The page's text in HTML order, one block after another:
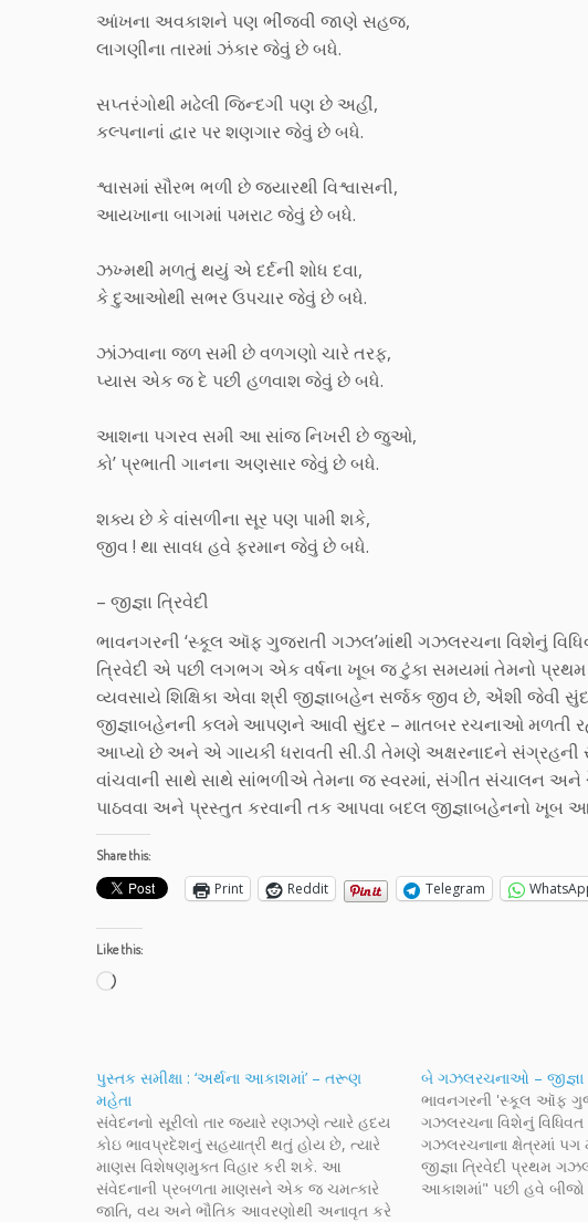
આંખના અવકાશને પણ ભીંજવી જાણે સહજ,
લાગણીના તારમાં ઝંકાર જેવું છે બધે.
સપ્તરંગોથી મઢેલી જિન્દગી પણ છે અહીં,
કલ્પનાનાં દ્વાર પર શણગાર જેવું છે બધે.
શ્વાસમાં સૌરભ ભળી છે જ્યારથી વિશ્વાસની,
આયખાના બાગમાં પમરાટ જેવું છે બધે.
ઝખ્મથી મળતું થયું એ દર્દની શોધ દવા,
કે દુઆઓથી સભર ઉપચાર જેવું છે બધે.
ઝાંઝવાના જળ સમી છે વળગણો ચારે તરફ,
પ્યાસ એક જ દે પછી હળવાશ જેવું છે બધે.
આશના પગરવ સમી આ સાંજ નિખરી છે જુઓ,
કો’ પ્રભાતી ગાનના અણસાર જેવું છે બધે.
શક્ય છે કે વાંસળીના સૂર પણ પામી શકે,
જીવ ! થા સાવધ હવે ફરમાન જેવું છે બધે.
– જીજ્ઞા ત્રિવેદી
ભાવનગરની ‘સ્કૂલ ઑફ ગુજરાતી ગઝલ’માંથી ગઝલરચના વિશેનું
ત્રિવેદી એ પછી લગભગ એક વર્ષના ખૂબ જ ટુંકા સમયમાં તેમનો
વ્યવસાયે શિક્ષિકા એવા શ્રી જીજ્ઞાબહેન સર્જક જીવ છે, એંશી
જીજ્ઞાબહેનની કલમે આપણને આવી સુંદર – માતબર રચનાઓ
આપ્યો છે અને એ ગાયકી ધરાવતી સી.ડી તેમણે અક્ષરનાદને
વાંચવાની સાથે સાથે સાંભળીએ તેમના જ સ્વરમાં, સંગીત સંચાલન અને
પાઠવવા અને પ્રસ્તુત કરવાની તક આપવા બદલ જીજ્ઞાબહેનનો
Share this:
Print Reddit Telegram
Like this:
Loading…
પુસ્તક સમીક્ષા : ‘અર્થના આકાશમાં’ – તરૂણ
મહેતા
સંવેદનનો સૂરીલો તાર જ્યારે રણઝણે ત્યારે હદય
કોઇ ભાવપ્રદેશનું સહયાત્રી થતું હોય છે, ત્યારે
માણસ વિશેષણમુક્ત વિહાર કરી શકે. આ
સંવેદનાની પ્રબળતા માણસને એક જ ચમત્કારે
જાતિ, વય અને ભૌતિક આવરણોથી અનાવૃત કરે
બે ગઝલરચનાઓ – જીજ્ઞા
ભાવનગરની 'સ્કૂલ ઑફ
ગઝલરચના વિશેનું
ગઝલરચનાના ક્ષેત્રમાં પગ
જીજ્ઞા ત્રિવેદી પ્રથમ
આકાશમાં" પછી હવે